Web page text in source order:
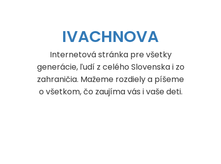
IVACHNOVA
Internetová stránka pre všetky
generácie, ľudí z celého Slovenska i zo
zahraničia. Mažeme rozdiely a píšeme
o všetkom, čo zaujíma vás i vaše deti.